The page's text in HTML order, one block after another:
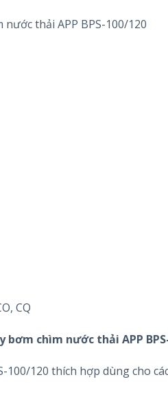
thải APP BPS-100/120
CQ
chìm nước thải APP
100/120 thích hợp dùng cho